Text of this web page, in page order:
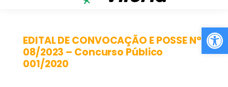
EDITAL DE CONVOCAÇÃO E POSSE N°
08/2023 – Concurso Público
001/2020